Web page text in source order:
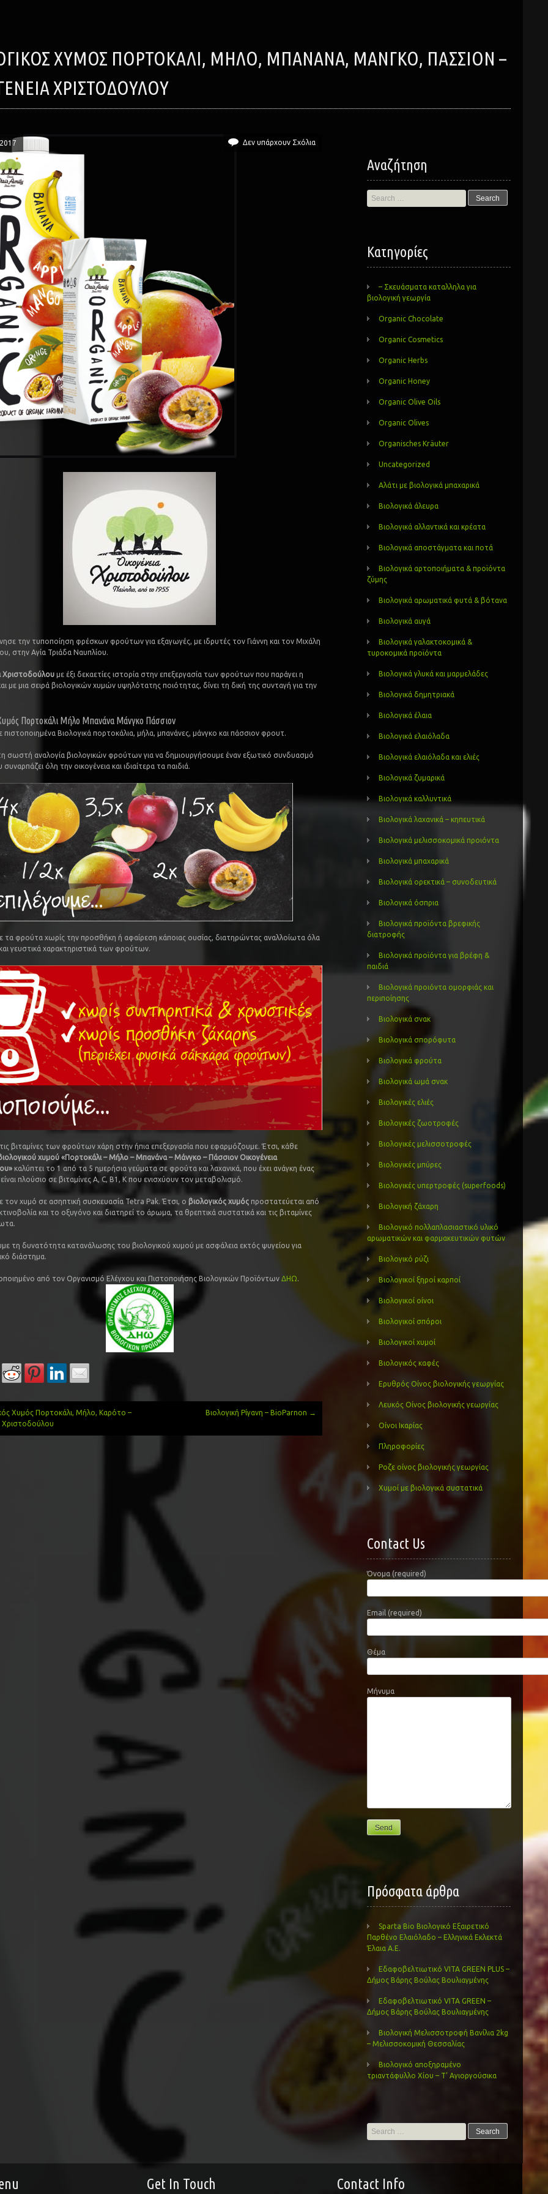
ΧΡΙΣΤΟΔΟΎΛΟΥ
Δεν υπάρχουν Σχόλια
την τυποποίηση φρέσκων φρούτων για εξαγωγές, με ιδρυτές τον Γιάννη και τον Μιχάλη
στην Αγία Τριάδα Ναυπλίου.
Χριστοδούλου με έξι δεκαετίες ιστορία στην επεξεργασία των φρούτων που παράγει η
με μια σειρά βιολογικών χυμών υψηλότατης ποιότητας, δίνει τη δική της συνταγή για την
Πορτοκάλι Μήλο Μπανάνα Μάνγκο Πάσσιον
πιστοποιημένα Βιολογικά πορτοκάλια, μήλα, μπανάνες, μάνγκο και πάσσιον φρουτ.
σωστή αναλογία βιολογικών φρούτων για να δημιουργήσουμε έναν εξωτικό συνδυασμό
όλη την οικογένεια και ιδιαίτερα τα παιδιά.
τα φρούτα χωρίς την προσθήκη ή αφαίρεση κάποιας ουσίας, διατηρώντας αναλλοίωτα όλα
γευστικά χαρακτηριστικά των φρούτων.
βιταμίνες των φρούτων χάρη στην ήπια επεξεργασία που εφαρμόζουμε. Έτσι, κάθε
χυμού «Πορτοκάλι – Μήλο – Μπανάνα – Μάνγκο – Πάσσιον Οικογένεια
καλύπτει το 1 από τα 5 ημερήσια γεύματα σε φρούτα και λαχανικά, που έχει ανάγκη ένας
είναι πλούσιο σε βιταμίνες A, C, B1, K που ενισχύουν τον μεταβολισμό.
τον χυμό σε ασηπτική συσκευασία Tetra Pak. Έτσι, ο βιολογικός χυμός προστατεύεται από
και το οξυγόνο και διατηρεί το άρωμα, τα θρεπτικά συστατικά και τις βιταμίνες
τη δυνατότητα κατανάλωσης του βιολογικού χυμού με ασφάλεια εκτός ψυγείου για
διάστημα.
από τον Οργανισμό Ελέγχου και Πιστοποιήσης Βιολογικών Προϊόντων ΔΗΩ.
Χυμός Πορτοκάλι, Μήλο, Καρότο –
Χριστοδούλου
Βιολογική Ρίγανη – BioParnon →
Αναζήτηση
Search
for:
Kατηγορίες
– Σκευάσματα καταλληλα για
βιολογική γεωργία
Organic Chocolate
Organic Cosmetics
Organic Herbs
Organic Honey
Organic Olive Oils
Organic Olives
Organisches Kräuter
Uncategorized
Αλάτι με βιολογικά μπαχαρικά
Βιολογικά άλευρα
Βιολογικά αλλαντικά και κρέατα
Βιολογικά αποστάγματα και ποτά
Βιολογικά αρτοποιήματα & προϊόντα
ζύμης
Βιολογικά αρωματικά φυτά & βότανα
Βιολογικά αυγά
Βιολογικά γαλακτοκομικά &
τυροκομικά προϊόντα
Βιολογικά γλυκά και μαρμελάδες
Βιολογικά δημητριακά
Βιολογικά έλαια
Βιολογικά ελαιόλαδα
Βιολογικά ελαιόλαδα και ελιές
Βιολογικά ζυμαρικά
Βιολογικά καλλυντικά
Βιολογικά λαχανικά – κηπευτικά
Βιολογικά μελισσοκομικά προιόντα
Βιολογικά μπαχαρικά
Βιολογικά ορεκτικά – συνοδευτικά
Βιολογικά όσπρια
Βιολογικά προϊόντα βρεφικής
διατροφής
Βιολογικά προϊόντα για βρέφη &
παιδιά
Βιολογικά προιόντα ομορφιάς και
περιποίησης
Βιολογικά σνακ
Βιολογικά σπορόφυτα
Βιολογικά φρούτα
Βιολογικά ωμά σνακ
Βιολογικές ελιές
Βιολογικές ζωοτροφές
Βιολογικές μελισσοτροφές
Βιολογικές μπύρες
Βιολογικές υπερτροφές (superfoods)
Βιολογική ζάχαρη
Βιολογικό πολλαπλασιαστικό υλικό
αρωματικών και φαρμακευτικών φυτών
Βιολογικό ρύζι
Βιολογικοί ξηροί καρποί
Βιολογικοί οίνοι
Βιολογικοί σπόροι
Βιολογικοί χυμοί
Βιολογικός καφές
Ερυθρός Οίνος βιολογικής γεωργίας
Λευκός Οίνος βιολογικής γεωργίας
Οίνοι Ικαρίας
Πληροφορίες
Ροζε οίνος βιολογικής γεωργίας
Χυμοί με βιολογικά συστατικά
Contact Us
Όνομα (required)
Email (required)
Θέμα
Μήνυμα
Πρόσφατα άρθρα
Sparta Bio Βιολογικό Εξαιρετικό
Παρθένο Ελαιόλαδο – Ελληνικά Εκλεκτά
Έλαια Α.Ε.
Εδαφοβελτιωτικό VITA GREEN PLUS –
Δήμος Βάρης Βούλας Βουλιαγμένης
Εδαφοβελτιωτικό VITA GREEN –
Δήμος Βάρης Βούλας Βουλιαγμένης
Βιολογική Μελισσοτροφή Βανίλια 2kg
– Μελισσοκομική Θεσσαλίας
Βιολογικό αποξηραμένο
τριαντάφυλλο Χίου – Τ’ Αγιοργούσικα
Search
for:
Get In Touch Contact Info